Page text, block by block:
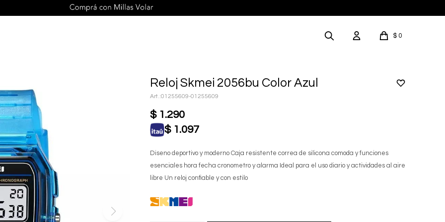
$ 0
Reloj Skmei 2056bu Color Azul
01255609-01255609
$ 1.290
$ 1.097
Diseno deportivo y moderno Caja resistente correa de silicona comoda y funciones
esenciales hora fecha cronometro y alarma Ideal para el uso diario y actividades al aire
libre Un reloj confiable y con estilo